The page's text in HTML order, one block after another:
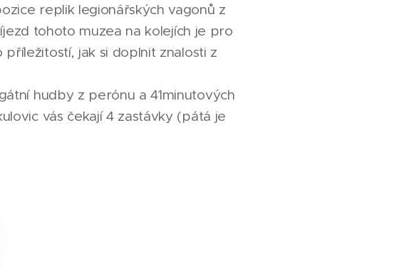
replik legionářských vagonů z
tohoto muzea na kolejích je pro
jak si doplnit znalosti z
hudby z perónu a 41minutových
vás čekají 4 zastávky (pátá je